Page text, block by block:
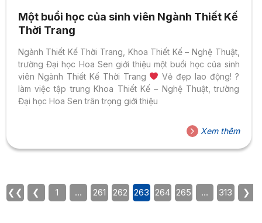
Một buổi học của sinh viên Ngành Thiết Kế
Thời Trang
Ngành Thiết Kế Thời Trang, Khoa Thiết Kế – Nghệ Thuật,
trường Đại học Hoa Sen giới thiệu một buổi học của sinh
viên Ngành Thiết Kế Thời Trang
Vẻ đẹp lao động! ?
làm việc tập trung Khoa Thiết Kế – Nghệ Thuật, trường
Đại học Hoa Sen trân trọng giới thiệu
Xem thêm
❮❮ ❮ 1 … 261 262 263 264 265 … 313 ❯